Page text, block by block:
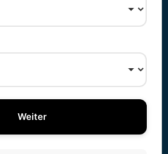
Weiter